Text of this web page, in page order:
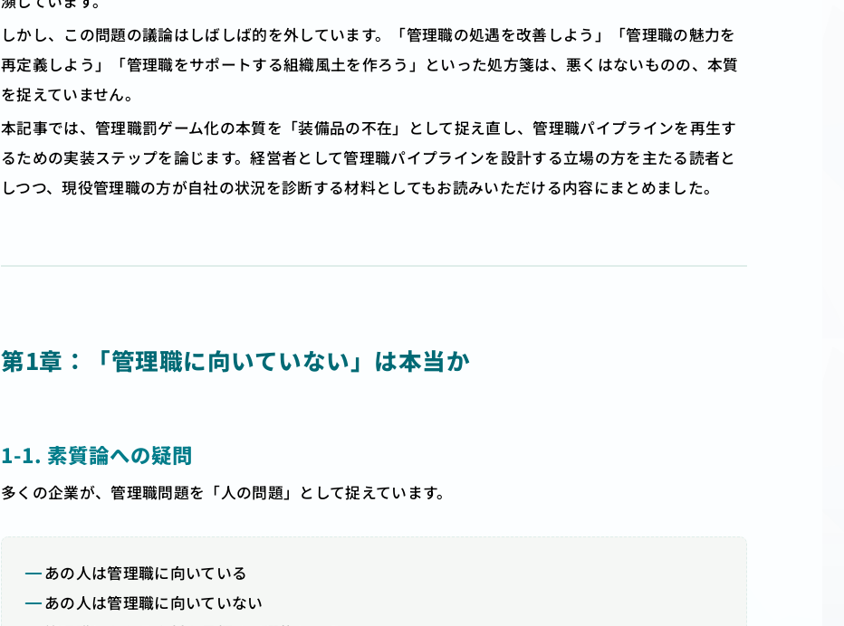
しかし、この問題の議論はしばしば的を外しています。「管理職の処遇を改善しよう」「管理職の魅力を
再定義しよう」「管理職をサポートする組織風土を作ろう」といった処方箋は、悪くはないものの、本質
を捉えていません。
本記事では、管理職罰ゲーム化の本質を「装備品の不在」として捉え直し、管理職パイプラインを再生す
るための実装ステップを論じます。経営者として管理職パイプラインを設計する立場の方を主たる読者と
しつつ、現役管理職の方が自社の状況を診断する材料としてもお読みいただける内容にまとめました。
第1章：「管理職に向いていない」は本当か
1-1. 素質論への疑問
多くの企業が、管理職問題を「人の問題」として捉えています。
あの人は管理職に向いている
あの人は管理職に向いていない